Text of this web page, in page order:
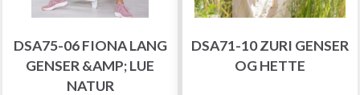
DSA75-06 FIONA LANG
GENSER &AMP; LUE
NATUR
DSA71-10 ZURI GENSER
OG HETTE